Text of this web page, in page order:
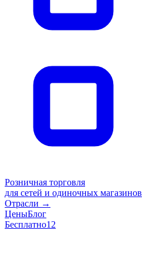
Розничная торговля
для сетей и одиночных магазинов
Отрасли →
ЦеныБлог
Бесплатно12